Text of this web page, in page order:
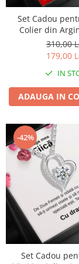
Set Cadou
Colier din
Pandantiv "Love
cu rodiu, în Cutie
Felicitare
310,00
179,00
IN
ADAUGA IN
-42%
Set Cadou